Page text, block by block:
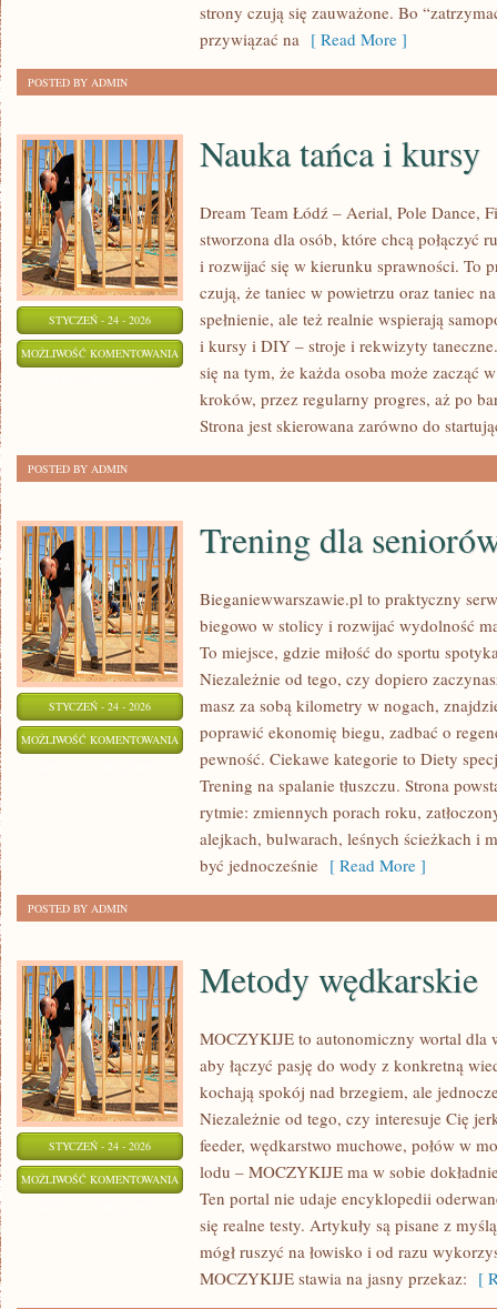
strony czują się zauważone. Bo
przywiązać na [ Read More ]
POSTED BY ADMIN
STYCZEŃ - 24 - 2026
MOŻLIWOŚĆ KOMENTOWANIA NAUKA
TAŃCA
KURSY
Nauka tańca i kursy
Dream Team Łódź – Aerial, Pole Dance,
stworzona dla osób, które chcą połączyć
i rozwijać się w kierunku sprawności. To
czują, że taniec w powietrzu oraz taniec
spełnienie, ale też realnie wspierają
i kursy i DIY – stroje i rekwizyty
się na tym, że każda osoba może zacząć
kroków, przez regularny progres, aż po
Strona jest skierowana zarówno do
POSTED BY ADMIN
STYCZEŃ - 24 - 2026
MOŻLIWOŚĆ KOMENTOWANIA TRENING
SENIORÓW
Trening dla
Bieganiewwarszawie.pl to praktyczny
biegowo w stolicy i rozwijać wydolność
To miejsce, gdzie miłość do sportu
Niezależnie od tego, czy dopiero
masz za sobą kilometry w nogach,
poprawić ekonomię biegu, zadbać o
pewność. Ciekawe kategorie to Diety
Trening na spalanie tłuszczu. Strona
rytmie: zmiennych porach roku,
alejkach, bulwarach, leśnych ścieżkach i
być jednocześnie [ Read More ]
POSTED BY ADMIN
STYCZEŃ - 24 - 2026
MOŻLIWOŚĆ KOMENTOWANIA METODY
WĘDKARSKIE
Metody wędkarskie
MOCZYKIJE to autonomiczny wortal dla
aby łączyć pasję do wody z konkretną
kochają spokój nad brzegiem, ale
Niezależnie od tego, czy interesuje Cię
feeder, wędkarstwo muchowe, połów w
lodu – MOCZYKIJE ma w sobie
Ten portal nie udaje encyklopedii
się realne testy. Artykuły są pisane z
mógł ruszyć na łowisko i od razu
MOCZYKIJE stawia na jasny przekaz: [